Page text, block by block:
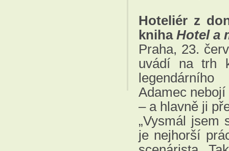
Hoteliér z
kniha Hotel a
Praha, 23.
uvádí na trh
Adamec
– a hlavně ji
„Vysmál jsem
je nejhorší